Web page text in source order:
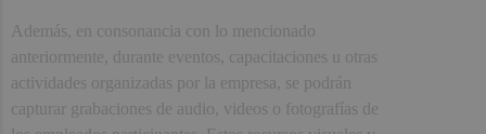
Además, en consonancia con lo mencionado
anteriormente, durante eventos, capacitaciones u otras
actividades organizadas por la empresa, se podrán
capturar grabaciones de audio, videos o fotografías de